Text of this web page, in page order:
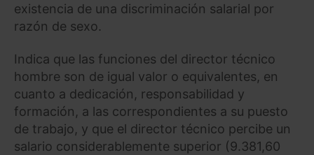
existencia de una discriminación salarial por
razón de sexo.
Indica que las funciones del director técnico
hombre son de igual valor o equivalentes, en
cuanto a dedicación, responsabilidad y
formación, a las correspondientes a su puesto
de trabajo, y que el director técnico percibe un
salario considerablemente superior (9.381,60